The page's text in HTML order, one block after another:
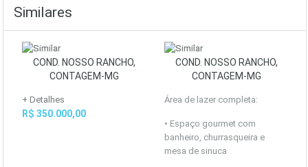
Similares
COND. NOSSO RANCHO,
CONTAGEM-MG
+ Detalhes
R$ 350.000,00
COND. NOSSO RANCHO,
CONTAGEM-MG
Área de lazer completa:
• Espaço gourmet com
banheiro, churrasqueira e
mesa de sinuca